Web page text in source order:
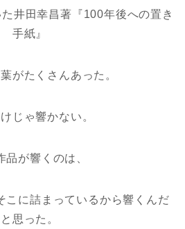
井田幸昌著『100年後への置き
手紙』
がたくさんあった。
じゃ響かない。
品が響くのは、
こに詰まっているから響くんだ
と思った。